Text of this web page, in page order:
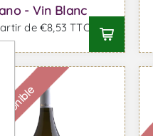
- Vin Blanc
de €8,53 TTC
Indisponible